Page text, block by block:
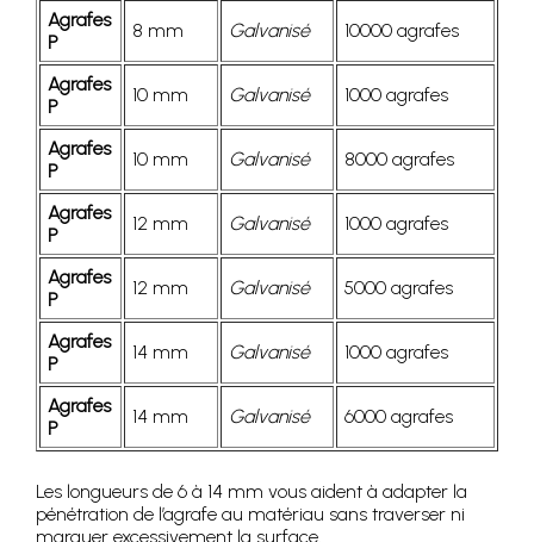
Agrafes
P
8 mm Galvanisé 10000 agrafes
Agrafes
P
10 mm Galvanisé 1000 agrafes
Agrafes
P
10 mm Galvanisé 8000 agrafes
Agrafes
P
12 mm Galvanisé 1000 agrafes
Agrafes
P
12 mm Galvanisé 5000 agrafes
Agrafes
P
14 mm Galvanisé 1000 agrafes
Agrafes
P
14 mm Galvanisé 6000 agrafes
Les longueurs de 6 à 14 mm vous aident à adapter la
pénétration de l’agrafe au matériau sans traverser ni
marquer excessivement la surface.